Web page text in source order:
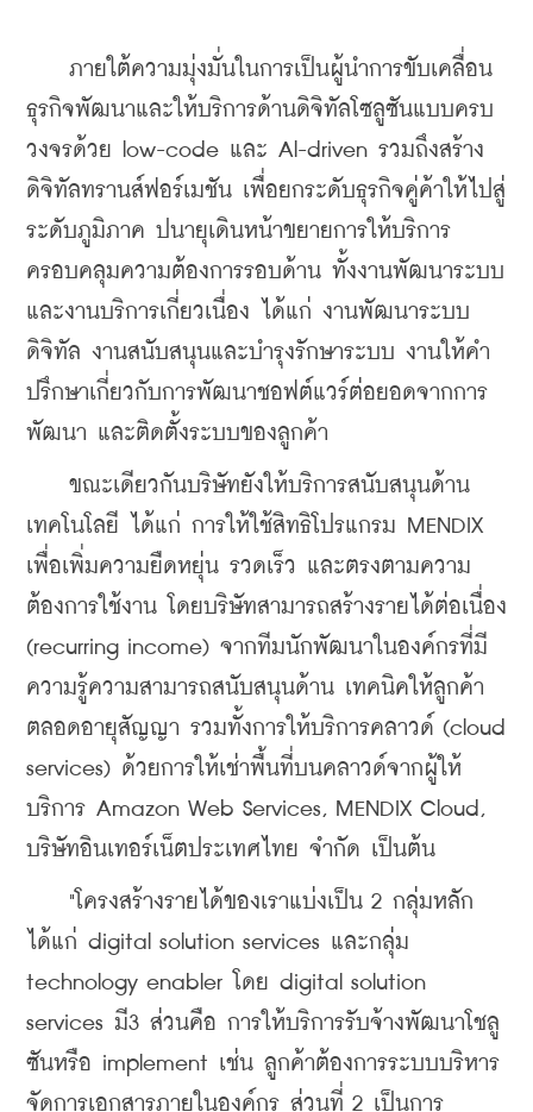
ภายใต้ความมุ่งมั่นในการเป็นผู้นำการขับเคลื่อน
ธุรกิจพัฒนาและให้บริการด้านดิจิทัลโซลูซันแบบครบ
วงจรด้วย low-code และ Al-driven รวมถึงสร้าง
ดิจิทัลทรานส์ฟอร์เมชัน เพื่อยกระดับธุรกิจคู่ค้าให้ไปสู่
ระดับภูมิภาค ปนายุเดินหน้าขยายการให้บริการ
ครอบคลุมความต้องการรอบด้าน ทั้งงานพัฒนาระบบ
และงานบริการเกี่ยวเนื่อง ได้แก่ งานพัฒนาระบบ
ดิจิทัล งานสนับสนุนและบำรุงรักษาระบบ งานให้คำ
ปรึกษาเกี่ยวกับการพัฒนาชอฟต์แวร์ต่อยอดจากการ
พัฒนา และติดตั้งระบบของลูกค้า
ขณะเดียวกันบริษัทยังให้บริการสนับสนุนด้าน
เทคโนโลยี ได้แก่ การให้ใช้สิทธิโปรแกรม MENDIX
เพื่อเพิ่มความยืดหยุ่น รวดเร็ว และตรงตามความ
ต้องการใช้งาน โดยบริษัทสามารถสร้างรายได้ต่อเนื่อง
(recurring income) จากทีมนักพัฒนาในองค์กรที่มี
ความรู้ความสามารถสนับสนุนด้าน เทคนิคให้ลูกค้า
ตลอดอายุสัญญา รวมทั้งการให้บริการคลาวด์ (cloud
services) ด้วยการให้เช่าพื้นที่บนคลาวด์จากผู้ให้
บริการ Amazon Web Services, MENDIX Cloud,
บริษัทอินเทอร์เน็ตประเทศไทย จำกัด เป็นต้น
"โครงสร้างรายได้ของเราแบ่งเป็น 2 กลุ่มหลัก
ได้แก่ digital solution services และกลุ่ม
technology enabler โดย digital solution
services มี3 ส่วนคือ การให้บริการรับจ้างพัฒนาโชลู
ซันหรือ implement เช่น ลูกค้าต้องการระบบบริหาร
จัดการเอกสารภายในองค์กร ส่วนที่ 2 เป็นการ